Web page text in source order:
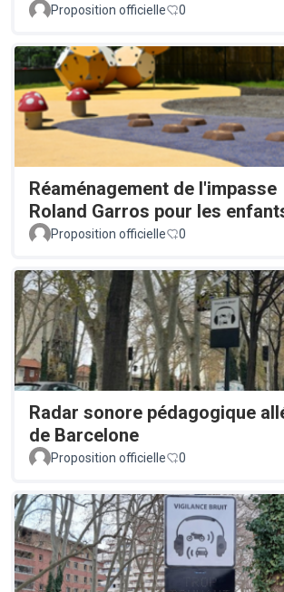
Proposition officielle 0
Réaménagement de l'impasse
Roland Garros pour les
Proposition officielle 0
Radar sonore pédagogique
de Barcelone
Proposition officielle 0